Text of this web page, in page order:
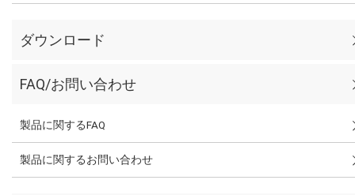
ダウンロード
FAQ/お問い合わせ
製品に関するFAQ
製品に関するお問い合わせ